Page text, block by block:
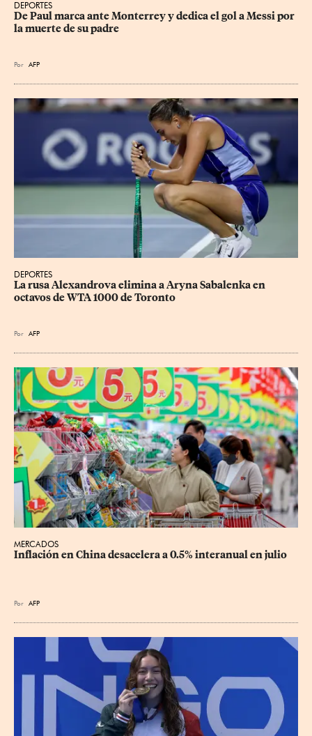
DEPORTES
De Paul marca ante Monterrey y dedica el gol a Messi por
la muerte de su padre
Por AFP
DEPORTES
La rusa Alexandrova elimina a Aryna Sabalenka en
octavos de WTA 1000 de Toronto
Por AFP
MERCADOS
Inflación en China desacelera a 0.5% interanual en julio
Por AFP